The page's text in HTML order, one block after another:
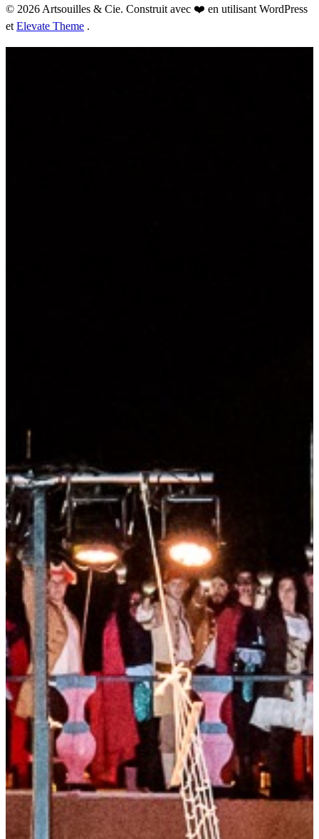
© 2026 Artsouilles & Cie. Construit avec ❤️ en utilisant WordPress
et Elevate Theme .